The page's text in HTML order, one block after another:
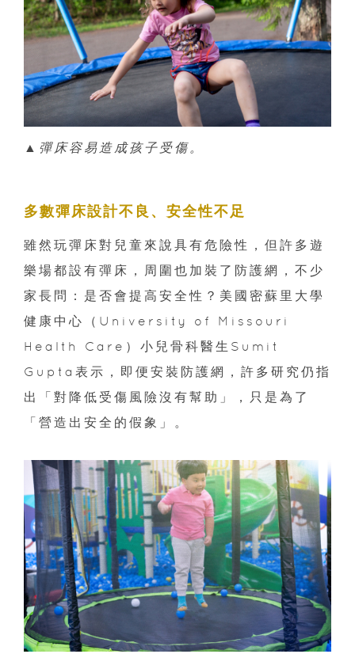
▲彈床容易造成孩子受傷。
多數彈床設計不良、安全性不足
雖然玩彈床對兒童來說具有危險性，但許多遊
樂場都設有彈床，周圍也加裝了防護網，不少
家長問：是否會提高安全性？美國密蘇里大學
健康中心（University of Missouri
Health Care）小兒骨科醫生Sumit
Gupta表示，即便安裝防護網，許多研究仍指
出「對降低受傷風險沒有幫助」，只是為了
「營造出安全的假象」。